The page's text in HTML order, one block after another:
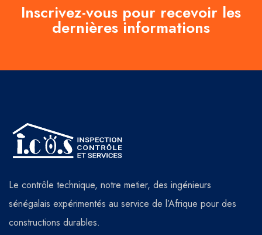
Inscrivez-vous pour recevoir les
dernières informations
Le contrôle technique, notre metier, des ingénieurs
sénégalais expérimentés au service de l’Afrique pour des
constructions durables.